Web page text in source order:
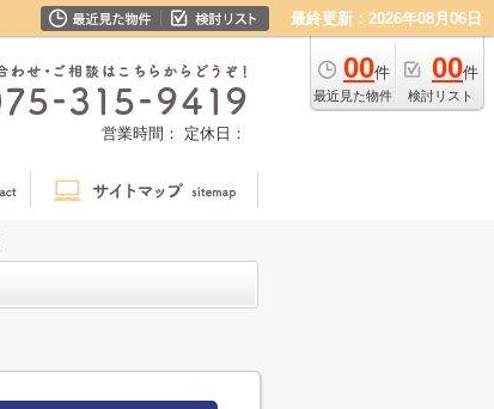
最終更新：2026年08月06日
00件
最近見た物件
00件
検討リスト
営業時間： 定休日：